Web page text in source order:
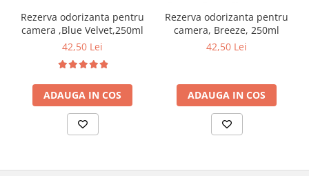
Rezerva odorizanta pentru
camera ,Blue Velvet,250ml
42,50 Lei
ADAUGA IN COS
Rezerva odorizanta pentru
camera, Breeze, 250ml
42,50 Lei
ADAUGA IN COS